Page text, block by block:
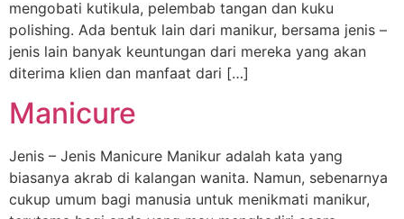
mengobati kutikula, pelembab tangan dan kuku
polishing. Ada bentuk lain dari manikur, bersama jenis –
jenis lain banyak keuntungan dari mereka yang akan
diterima klien dan manfaat dari […]
Manicure
Jenis – Jenis Manicure Manikur adalah kata yang
biasanya akrab di kalangan wanita. Namun, sebenarnya
cukup umum bagi manusia untuk menikmati manikur,